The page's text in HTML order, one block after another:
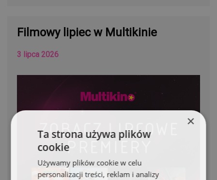
Filmowy lipiec w Multikinie
3 lipca 2026
×
Ta strona używa plików
cookie
Używamy plików cookie w celu
personalizacji treści, reklam i analizy